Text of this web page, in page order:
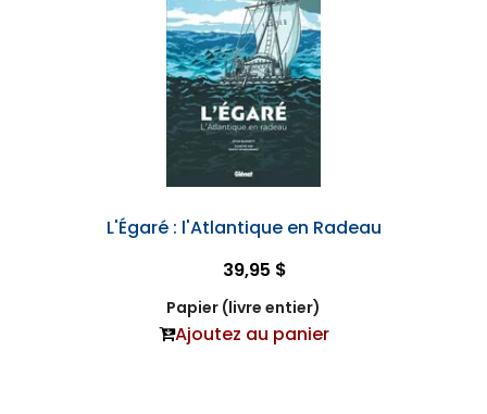
L'Égaré : l'Atlantique en Radeau
39,95 $
Papier (livre entier)
Ajoutez au panier